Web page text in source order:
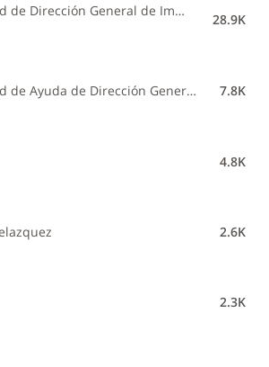
Comunidad de Dirección General de Impuestos Internos
28.9K
Comunidad de Ayuda de Dirección General de Impuestos Internos 7.8K
4.8K
2.6K
2.3K